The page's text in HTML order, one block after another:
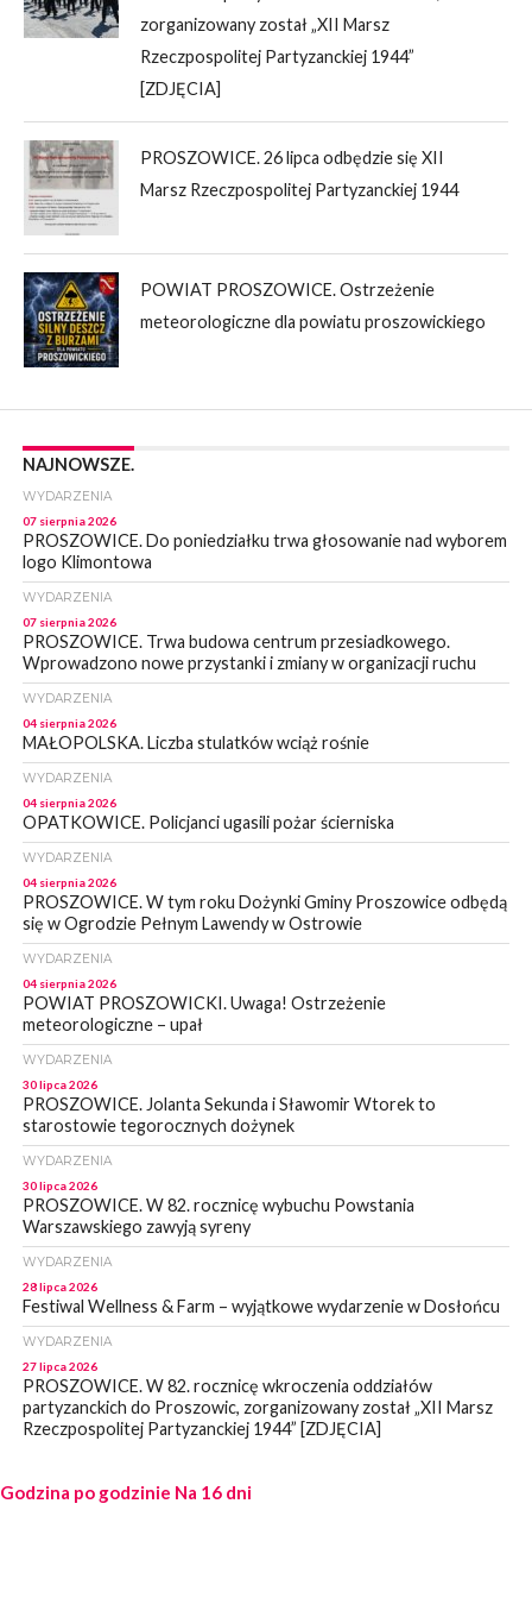
zorganizowany został „XII Marsz
Rzeczpospolitej Partyzanckiej 1944”
[ZDJĘCIA]
PROSZOWICE. 26 lipca odbędzie się XII
Marsz Rzeczpospolitej Partyzanckiej 1944
POWIAT PROSZOWICE. Ostrzeżenie
meteorologiczne dla powiatu proszowickiego
NAJNOWSZE.
WYDARZENIA
07 sierpnia 2026
PROSZOWICE. Do poniedziałku trwa głosowanie nad wyborem
logo Klimontowa
WYDARZENIA
07 sierpnia 2026
PROSZOWICE. Trwa budowa centrum przesiadkowego.
Wprowadzono nowe przystanki i zmiany w organizacji ruchu
WYDARZENIA
04 sierpnia 2026
MAŁOPOLSKA. Liczba stulatków wciąż rośnie
WYDARZENIA
04 sierpnia 2026
OPATKOWICE. Policjanci ugasili pożar ścierniska
WYDARZENIA
04 sierpnia 2026
PROSZOWICE. W tym roku Dożynki Gminy Proszowice odbędą
się w Ogrodzie Pełnym Lawendy w Ostrowie
WYDARZENIA
04 sierpnia 2026
POWIAT PROSZOWICKI. Uwaga! Ostrzeżenie
meteorologiczne – upał
WYDARZENIA
30 lipca 2026
PROSZOWICE. Jolanta Sekunda i Sławomir Wtorek to
starostowie tegorocznych dożynek
WYDARZENIA
30 lipca 2026
PROSZOWICE. W 82. rocznicę wybuchu Powstania
Warszawskiego zawyją syreny
WYDARZENIA
28 lipca 2026
Festiwal Wellness & Farm – wyjątkowe wydarzenie w Dosłońcu
WYDARZENIA
27 lipca 2026
PROSZOWICE. W 82. rocznicę wkroczenia oddziałów
partyzanckich do Proszowic, zorganizowany został „XII Marsz
Rzeczpospolitej Partyzanckiej 1944” [ZDJĘCIA]
27 lipca 2026
PROSZOWICE. Po burzy uszkodzone słupy enegeryczne.
Godzina po godzinie Na 16 dni